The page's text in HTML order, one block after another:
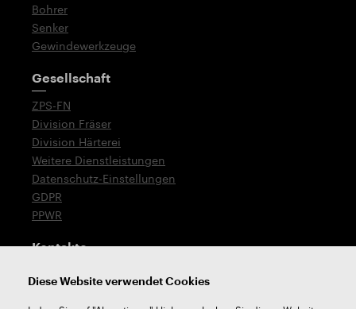
Bohrer
Senker
Gewindewerkzeuge
Gesellschaft
ZPS-FN
Division Fräser
Division Härterei
Weitere Dienstleistungen
Datenschutz-Einstellungen
GDPR
PPWR
Kontakte
T: +420 576 777 519
Diese Website verwendet Cookies